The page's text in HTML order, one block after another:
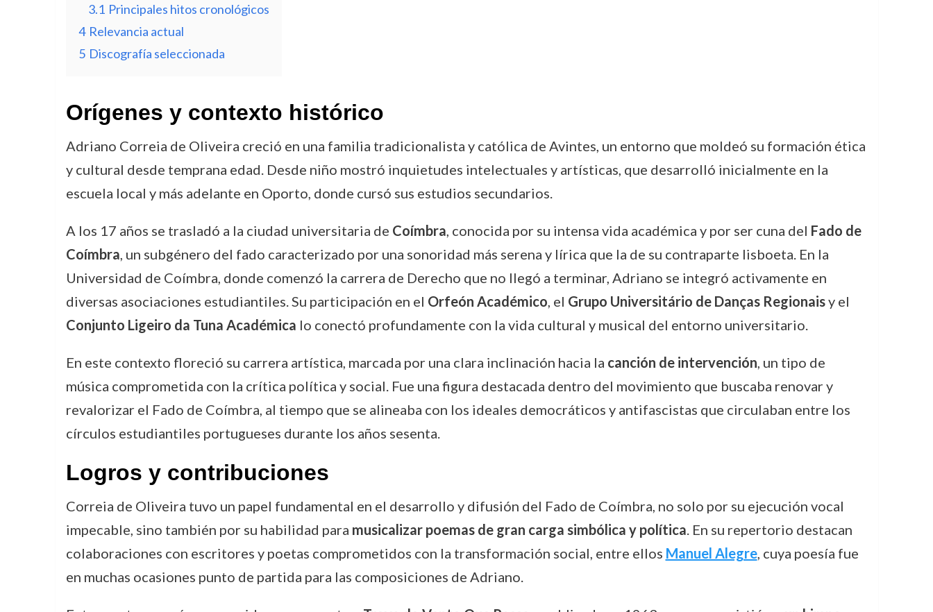
3.1 Principales hitos cronológicos
4 Relevancia actual
5 Discografía seleccionada
Orígenes y contexto histórico
Adriano Correia de Oliveira creció en una familia tradicionalista y católica de Avintes, un entorno que moldeó su formación ética
y cultural desde temprana edad. Desde niño mostró inquietudes intelectuales y artísticas, que desarrolló inicialmente en la
escuela local y más adelante en Oporto, donde cursó sus estudios secundarios.
A los 17 años se trasladó a la ciudad universitaria de Coímbra, conocida por su intensa vida académica y por ser cuna del Fado de
Coímbra, un subgénero del fado caracterizado por una sonoridad más serena y lírica que la de su contraparte lisboeta. En la
Universidad de Coímbra, donde comenzó la carrera de Derecho que no llegó a terminar, Adriano se integró activamente en
diversas asociaciones estudiantiles. Su participación en el Orfeón Académico, el Grupo Universitário de Danças Regionaisy el
Conjunto Ligeiro da Tuna Académica lo conectó profundamente con la vida cultural y musical del entorno universitario.
En este contexto floreció su carrera artística, marcada por una clara inclinación hacia la canción de intervención, un tipo de
música comprometida con la crítica política y social. Fue una figura destacada dentro del movimiento que buscaba renovar y
revalorizar el Fado de Coímbra, al tiempo que se alineaba con los ideales democráticos y antifascistas que circulaban entre los
círculos estudiantiles portugueses durante los años sesenta.
Logros y contribuciones
Correia de Oliveira tuvo un papel fundamental en el desarrollo y difusión del Fado de Coímbra, no solo por su ejecución vocal
impecable, sino también por su habilidad para musicalizar poemas de gran carga simbólica y política. En su repertorio destacan
colaboraciones con escritores y poetas comprometidos con la transformación social, entre ellos Manuel Alegre, cuya poesía fue
en muchas ocasiones punto de partida para las composiciones de Adriano.